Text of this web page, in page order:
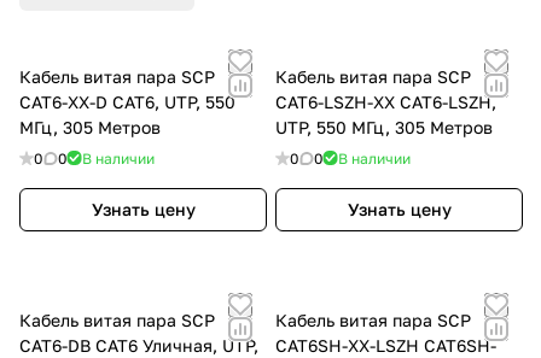
Кабель витая пара SCP
CAT6-XX-D CAT6, UTP, 550
МГц, 305 Метров
0 0 В наличии
Узнать цену
Кабель витая пара SCP
CAT6-LSZH-XX CAT6-LSZH,
UTP, 550 МГц, 305 Метров
0 0 В наличии
Узнать цену
Кабель витая пара SCP
CAT6-DB CAT6 Уличная, UTP,
Кабель витая пара SCP
CAT6SH-ХХ-LSZH CAT6SH-